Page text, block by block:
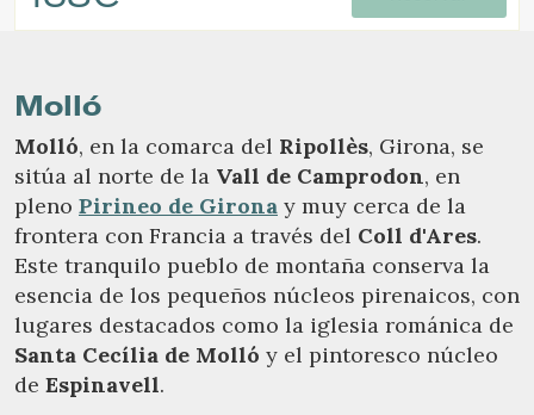
Molló
Molló, en la comarca del Ripollès, Girona, se
sitúa al norte de la Vall de Camprodon, en
pleno Pirineo de Girona y muy cerca de la
frontera con Francia a través del Coll d'Ares.
Este tranquilo pueblo de montaña conserva la
esencia de los pequeños núcleos pirenaicos, con
lugares destacados como la iglesia románica de
Santa Cecília de Molló y el pintoresco núcleo
de Espinavell.